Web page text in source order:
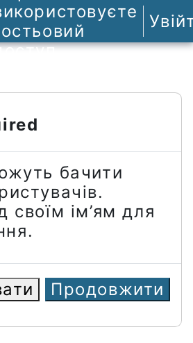
вмісту
курсів
бачити
своїм ім’ям для
Продовжити